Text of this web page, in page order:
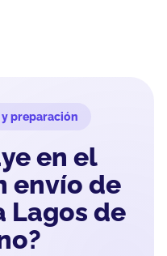
preparación
en el
envío de
Lagos de